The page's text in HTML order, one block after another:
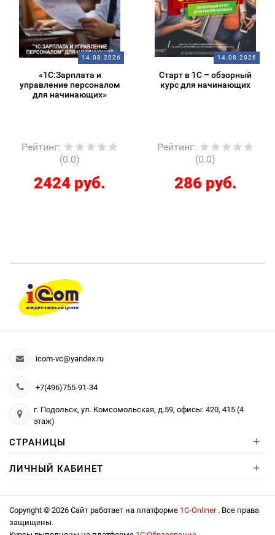
14.08.2026
«1С:Зарплата и
управление персоналом
для начинающих»
Рейтинг:
(0.0)
2424 руб.
14.08.2026
Старт в 1С – обзорный
курс для начинающих
Рейтинг:
(0.0)
286 руб.
icom-vc@yandex.ru
+7(496)755-91-34
г. Подольск, ул. Комсомольская, д.59, офисы: 420, 415 (4
этаж)
СТРАНИЦЫ +
ЛИЧНЫЙ КАБИНЕТ +
Copyright © 2026 Сайт работает на платформе 1С-Onliner . Все права
защищены.